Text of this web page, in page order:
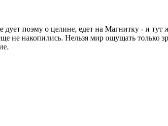
дует поэму о целине, едет на Магнитку - и
не накопились. Нельзя мир ощущать только